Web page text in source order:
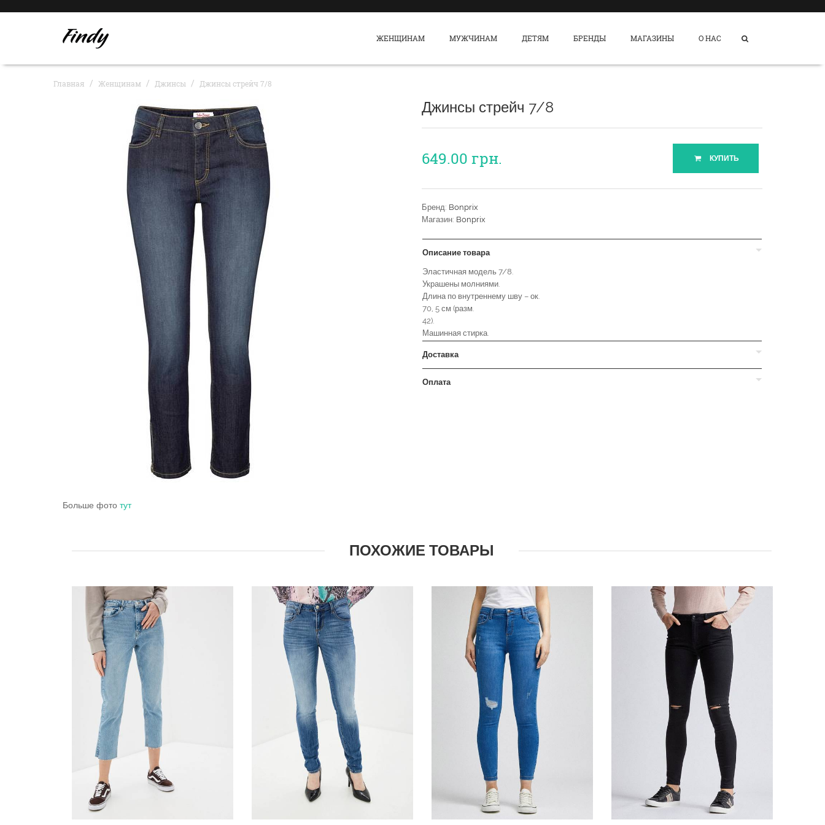
ЖЕНЩИНАМ МУЖЧИНАМ ДЕТЯМ БРЕНДЫ МАГАЗИНЫ О НАС
Главная Женщинам Джинсы Джинсы стрейч 7/8
Больше фото тут
Джинсы стрейч 7/8
649.00 грн. КУПИТЬ
Бренд: Bonprix
Магазин: Bonprix
Описание товара
Эластичная модель 7/8.
Украшены молниями.
Длина по внутреннему шву – ок.
70, 5 см (разм.
42).
Машинная стирка.
Доставка
Оплата
ПОХОЖИЕ ТОВАРЫ